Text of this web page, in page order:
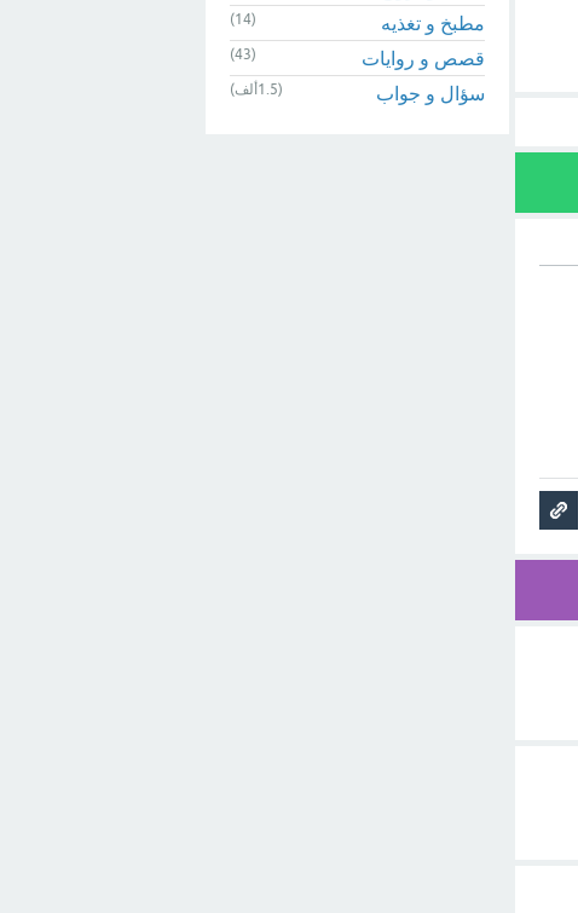
مطبخ و تغذيه (14)
قصص و روايات (43)
سؤال و جواب (1.5ألف)